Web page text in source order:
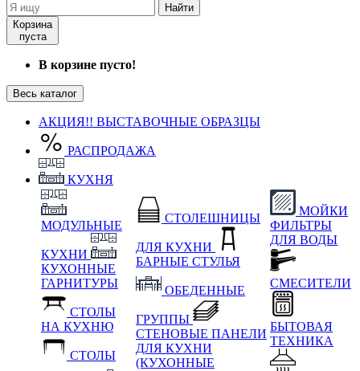
Найти
Корзина
пуста
В корзине пусто!
Весь каталог
АКЦИЯ!! ВЫСТАВОЧНЫЕ ОБРАЗЦЫ
РАСПРОДАЖА
КУХНЯ
МОДУЛЬНЫЕ
КУХНИ
КУХОННЫЕ
ГАРНИТУРЫ
СТОЛЫ
НА КУХНЮ
СТОЛЫ
СТОЛЕШНИЦЫ
ДЛЯ КУХНИ
БАРНЫЕ СТУЛЬЯ
ОБЕДЕННЫЕ
ГРУППЫ
СТЕНОВЫЕ ПАНЕЛИ
ДЛЯ КУХНИ
(КУХОННЫЕ
МОЙКИ
ФИЛЬТРЫ
ДЛЯ ВОДЫ
СМЕСИТЕЛИ
БЫТОВАЯ
ТЕХНИКА